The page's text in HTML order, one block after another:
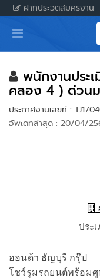
ฝากประวัติสมัครงาน
หน้าหลัก
ผู้สมัครงาน: เข้าสู่ระ
ฝากประวัติสมัครงาน
เกร็ดความรู้
พนักงานประเ
คลอง 4 ) ด่วน
ประกาศงานเลขที่ :
อัพเดทล่าสุด : 20/04/
ประ
ฮอนด้า ธัญบุรี กรุ๊ป
โชว์รูมรถยนต์พร้อม